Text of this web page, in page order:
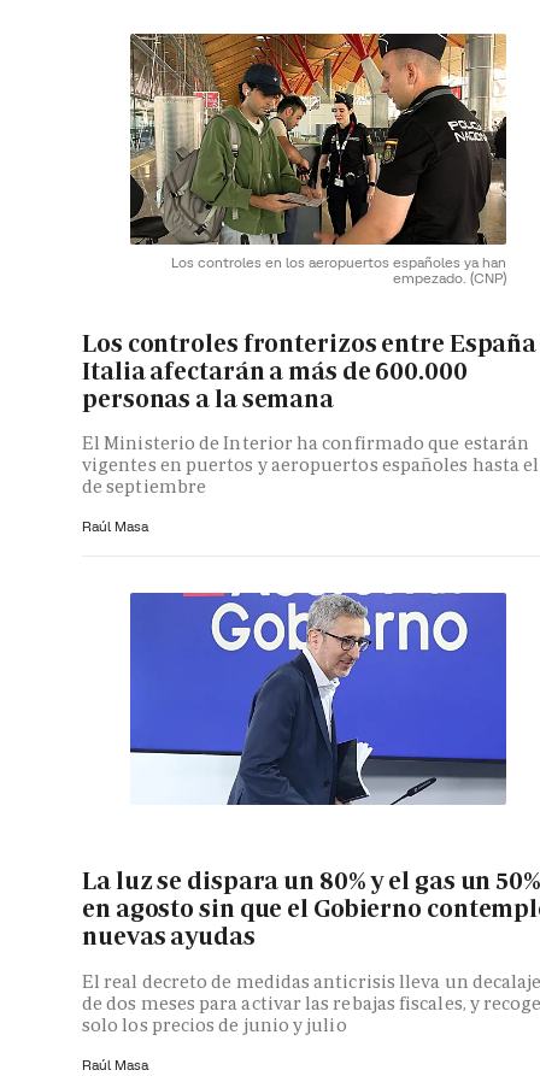
Los controles en los aeropuertos españoles ya han
empezado. (CNP)
Los controles fronterizos entre España
Italia afectarán a más de 600.000
personas a la semana
El Ministerio de Interior ha confirmado que estarán
vigentes en puertos y aeropuertos españoles hasta
de septiembre
Raúl Masa
La luz se dispara un 80% y el gas un 50%
en agosto sin que el Gobierno
nuevas ayudas
El real decreto de medidas anticrisis lleva un
de dos meses para activar las rebajas fiscales, y
solo los precios de junio y julio
Raúl Masa